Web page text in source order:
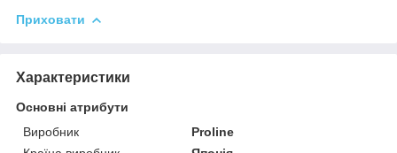
Приховати
Характеристики
Основні атрибути
Виробник
Proline